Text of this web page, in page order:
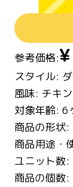
参考価格:¥
スタイル:
風味: チキン
対象年齢: 6
商品の形状:
商品用途・
ユニット数
商品の個数: